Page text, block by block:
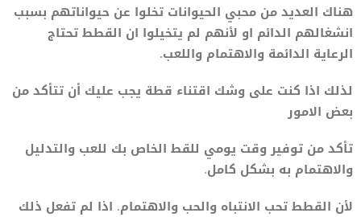
هناك العديد من محبي الحيوانات تخلوا عن حيواناتهم بسبب
انشغالهم الدائم او لأنهم لم يتخيلوا ان القطط تحتاج
الرعاية الدائمة والاهتمام واللعب.
لذلك اذا كنت على وشك اقتناء قطة يجب عليك أن تتأكد من
بعض الامور
تأكد من توفير وقت يومي للقط الخاص بك للعب والتدليل
والاهتمام به بشكل كامل.
لأن القطط تحب الانتباه والحب والاهتمام. اذا لم تفعل ذلك